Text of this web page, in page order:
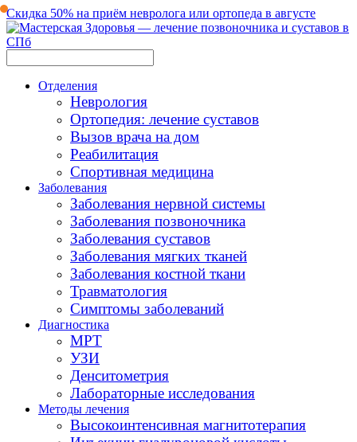
Скидка 50% на приём невролога или ортопеда в августе
Отделения
Неврология
Ортопедия: лечение суставов
Вызов врача на дом
Реабилитация
Спортивная медицина
Заболевания
Заболевания нервной системы
Заболевания позвоночника
Заболевания суставов
Заболевания мягких тканей
Заболевания костной ткани
Травматология
Симптомы заболеваний
Диагностика
МРТ
УЗИ
Денситометрия
Лабораторные исследования
Методы лечения
Высокоинтенсивная магнитотерапия